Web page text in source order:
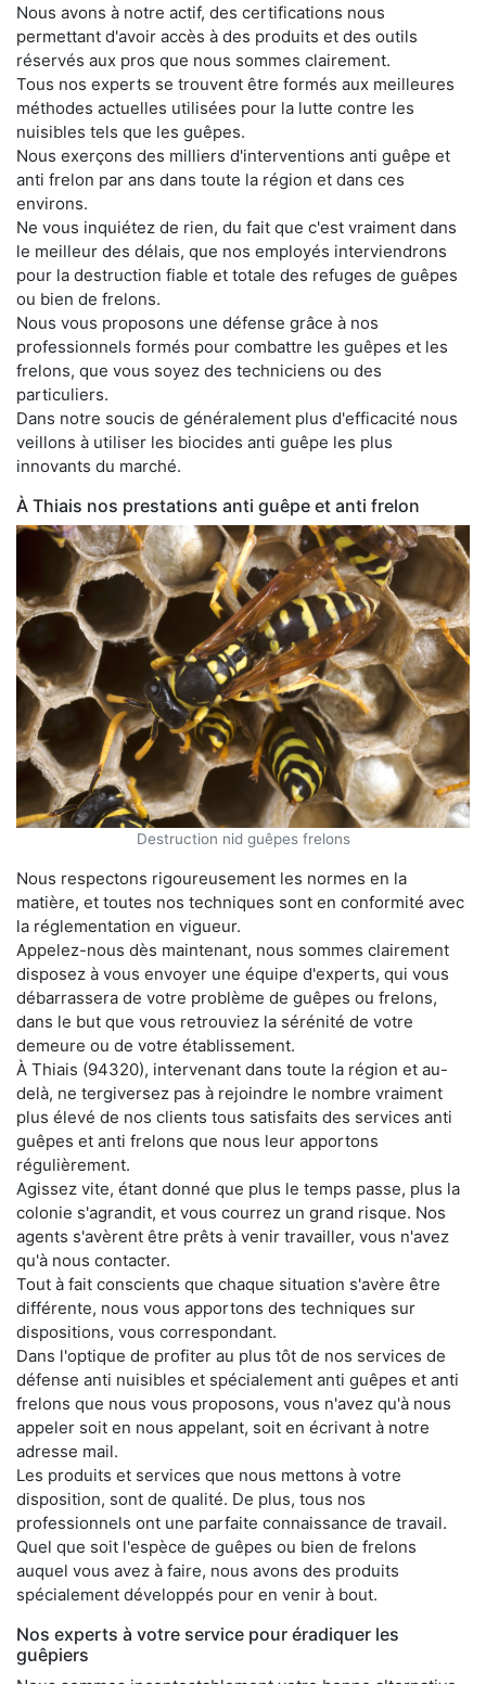
Nous avons à notre actif, des certifications nous
permettant d'avoir accès à des produits et des outils
réservés aux pros que nous sommes clairement.
Tous nos experts se trouvent être formés aux meilleures
méthodes actuelles utilisées pour la lutte contre les
nuisibles tels que les guêpes.
Nous exerçons des milliers d'interventions anti guêpe et
anti frelon par ans dans toute la région et dans ces
environs.
Ne vous inquiétez de rien, du fait que c'est vraiment dans
le meilleur des délais, que nos employés interviendrons
pour la destruction fiable et totale des refuges de guêpes
ou bien de frelons.
Nous vous proposons une défense grâce à nos
professionnels formés pour combattre les guêpes et les
frelons, que vous soyez des techniciens ou des
particuliers.
Dans notre soucis de généralement plus d'efficacité nous
veillons à utiliser les biocides anti guêpe les plus
innovants du marché.
À Thiais nos prestations anti guêpe et anti frelon
Destruction nid guêpes frelons
Nous respectons rigoureusement les normes en la
matière, et toutes nos techniques sont en conformité avec
la réglementation en vigueur.
Appelez-nous dès maintenant, nous sommes clairement
disposez à vous envoyer une équipe d'experts, qui vous
débarrassera de votre problème de guêpes ou frelons,
dans le but que vous retrouviez la sérénité de votre
demeure ou de votre établissement.
À Thiais (94320), intervenant dans toute la région et au-
delà, ne tergiversez pas à rejoindre le nombre vraiment
plus élevé de nos clients tous satisfaits des services anti
guêpes et anti frelons que nous leur apportons
régulièrement.
Agissez vite, étant donné que plus le temps passe, plus la
colonie s'agrandit, et vous courrez un grand risque. Nos
agents s'avèrent être prêts à venir travailler, vous n'avez
qu'à nous contacter.
Tout à fait conscients que chaque situation s'avère être
différente, nous vous apportons des techniques sur
dispositions, vous correspondant.
Dans l'optique de profiter au plus tôt de nos services de
défense anti nuisibles et spécialement anti guêpes et anti
frelons que nous vous proposons, vous n'avez qu'à nous
appeler soit en nous appelant, soit en écrivant à notre
adresse mail.
Les produits et services que nous mettons à votre
disposition, sont de qualité. De plus, tous nos
professionnels ont une parfaite connaissance de travail.
Quel que soit l'espèce de guêpes ou bien de frelons
auquel vous avez à faire, nous avons des produits
spécialement développés pour en venir à bout.
Nos experts à votre service pour éradiquer les
guêpiers